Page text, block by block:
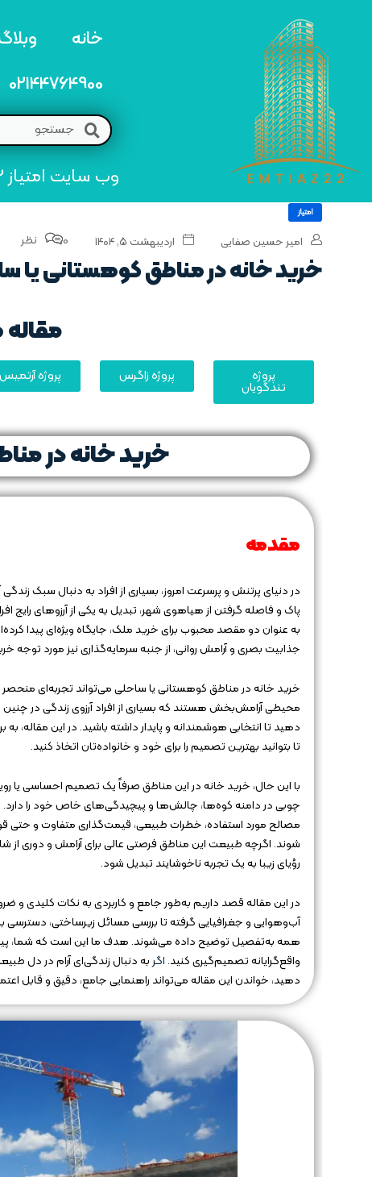
خانه
02144764900
وب سایت امتیاز 22 مرجع تخصصی خرید و فروش امتیاز های منطقه22
امتیاز
امیر حسین صفایی اردیبهشت ۵, ۱۴۰۴ 0 نظر
خرید خانه در مناطق کوهستانی یا
مقاله
پروژه
تندگویان
پروژه زاگرس پروژه آرتمیس
خرید خانه در
مقدمه
در دنیای پرتنش و پرسرعت امروز، بسیاری از افراد به دنبال سبک
پاک و فاصله گرفتن از هیاهوی شهر، تبدیل به یکی از آرزوهای
به عنوان دو مقصد محبوب برای خرید ملک، جایگاه ویژه‌ای پیدا
جذابیت بصری و آرامش روانی، از جنبه سرمایه‌گذاری نیز مورد توجه
خرید خانه در مناطق کوهستانی یا ساحلی می‌تواند تجربه‌ای
محیطی آرامش‌بخش هستند که بسیاری از افراد آرزوی زندگی در چنین
دهید تا انتخابی هوشمندانه و پایدار داشته باشید. در این
تا بتوانید بهترین تصمیم را برای خود و خانواده‌تان اتخاذ کنید.
با این حال، خرید خانه در این مناطق صرفاً یک تصمیم احساسی یا
چوبی در دامنه کوه‌ها، چالش‌ها و پیچیدگی‌های خاص خود را
مصالح مورد استفاده، خطرات طبیعی، قیمت‌گذاری متفاوت و حتی
شوند. اگرچه طبیعت این مناطق فرصتی عالی برای آرامش و دوری
رؤیای زیبا به یک تجربه ناخوشایند تبدیل شود.
در این مقاله قصد داریم به‌طور جامع و کاربردی به نکات کلیدی و
آب‌وهوایی و جغرافیایی گرفته تا بررسی مسائل زیرساختی، دسترسی
همه به‌تفصیل توضیح داده می‌شوند. هدف ما این است که شما،
واقع‌گرایانه تصمیم‌گیری کنید.اگر به دنبال زندگی‌ای آرام در دل
دهید، خواندن این مقاله می‌تواند راهنمایی جامع، دقیق و قابل